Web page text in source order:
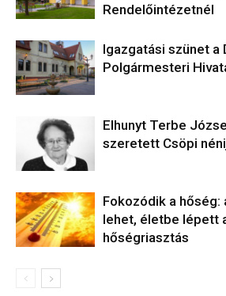
Rendelőintézetnél
Igazgatási szünet a
Polgármesteri
Elhunyt Terbe
szeretett Csöpi
Fokozódik a hőség:
lehet, életbe lépett
hőségriasztás